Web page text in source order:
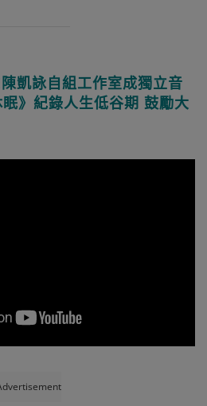
陳凱詠自組工作室成獨立音
》紀錄人生低谷期 鼓勵大